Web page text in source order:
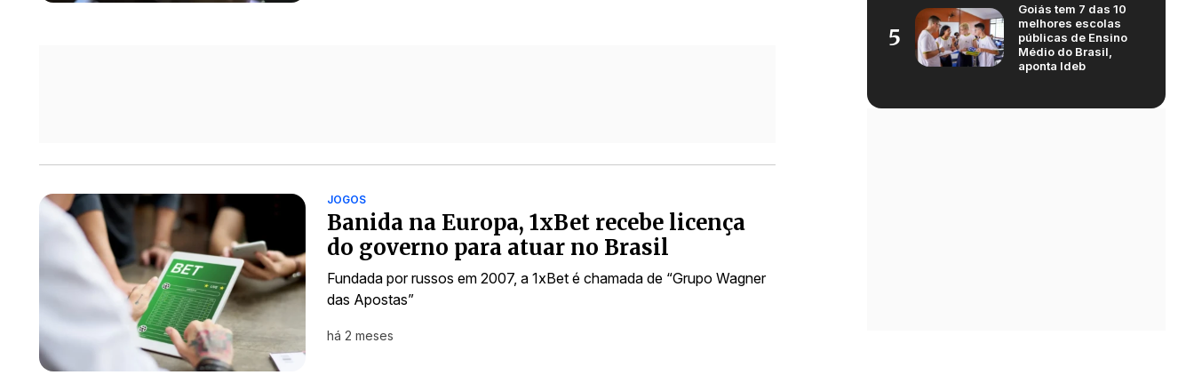
JOGOS
Banida na Europa, 1xBet recebe licença
do governo para atuar no Brasil
Fundada por russos em 2007, a 1xBet é chamada de “Grupo Wagner
das Apostas”
há 2 meses
5
Goiás tem 7 das 10
melhores escolas
públicas de Ensino
Médio do Brasil,
aponta Ideb